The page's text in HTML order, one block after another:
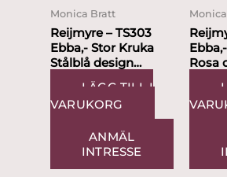
Monica Bratt
Reijmyre – TS303
Ebba,- Stor Kruka
Stålblå design
Thomas Sandell
LÄGG TILL I
VARUKORG
ANMÄL
INTRESSE
Rosa